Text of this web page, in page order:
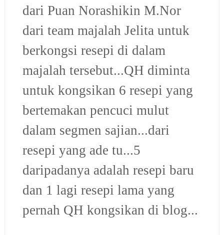
dari Puan Norashikin M.Nor
dari team majalah Jelita untuk
berkongsi resepi di dalam
majalah tersebut...QH diminta
untuk kongsikan 6 resepi yang
bertemakan pencuci mulut
dalam segmen sajian...dari
resepi yang ade tu...5
daripadanya adalah resepi baru
dan 1 lagi resepi lama yang
pernah QH kongsikan di blog...